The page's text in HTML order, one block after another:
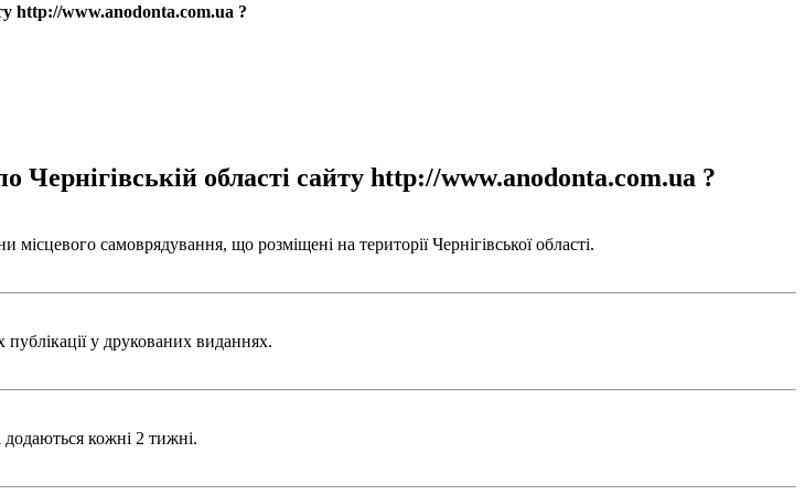
http://www.anodonta.com.ua ?
області сайту http://www.anodonta.com.ua ?
самоврядування, що розміщені на території Чернігівської області.
у друкованих виданнях.
кожні 2 тижні.